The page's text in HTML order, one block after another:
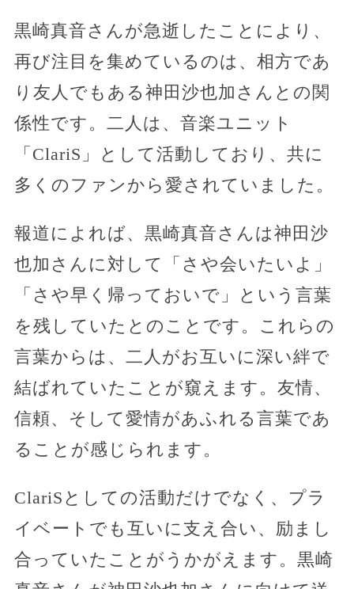
黒崎真音さんが急逝したことにより、
再び注目を集めているのは、相方であ
り友人でもある神田沙也加さんとの関
係性です。二人は、音楽ユニット
「ClariS」として活動しており、共に
多くのファンから愛されていました。
報道によれば、黒崎真音さんは神田沙
也加さんに対して「さや会いたいよ」
「さや早く帰っておいで」という言葉
を残していたとのことです。これらの
言葉からは、二人がお互いに深い絆で
結ばれていたことが窺えます。友情、
信頼、そして愛情があふれる言葉であ
ることが感じられます。
ClariSとしての活動だけでなく、プラ
イベートでも互いに支え合い、励まし
合っていたことがうかがえます。黒崎